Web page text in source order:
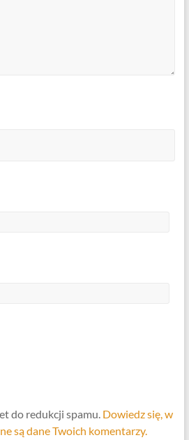
do redukcji spamu. Dowiedz się, w
są dane Twoich komentarzy.